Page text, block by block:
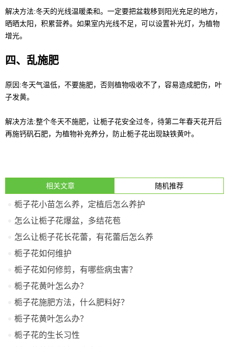
解决方法:冬天的光线温暖柔和。一定要把盆栽移到阳光充足的地方，
晒晒太阳，积累营养。如果室内光线不足，可以设置补光灯，为植物
增光。
四、乱施肥
原因:冬天气温低，不要施肥，否则植物吸收不了，容易造成肥伤，叶
子发黄。
解决方法:整个冬天不施肥，让栀子花安全过冬，待第二年春天花开后
再施钙矾石肥，为植物补充养分，防止栀子花出现缺铁黄叶。
相关文章 随机推荐
栀子花小苗怎么养，定植后怎么养护
怎么让栀子花爆盆，多结花苞
怎么让栀子花长花蕾，有花蕾后怎么养
栀子花如何维护
栀子花如何修剪，有哪些病虫害？
栀子花黄叶怎么办？
栀子花施肥方法，什么肥料好？
栀子花黄叶怎么办？
栀子花的生长习性